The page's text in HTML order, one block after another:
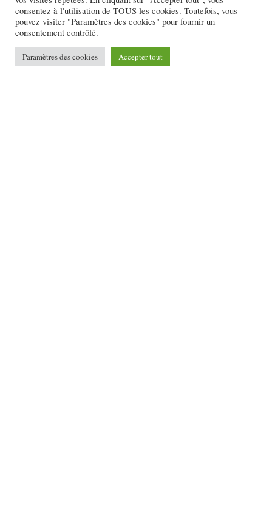
consentez à l'utilisation de TOUS les cookies. Toutefois, vous
pouvez visiter "Paramètres des cookies" pour fournir un
consentement contrôlé.
Paramètres des cookies Accepter tout